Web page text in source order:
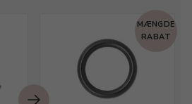
MÆNGDE
RABAT